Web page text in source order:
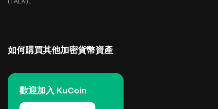
如何購買其他加密貨幣資產
歡迎加入 KuCoin